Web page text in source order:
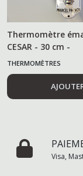
Thermomètre
CESAR - 30 cm -
THERMOMÈTRES
Visa,